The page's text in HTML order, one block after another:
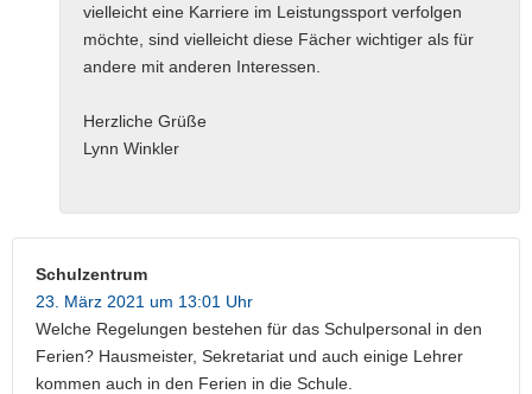
vielleicht eine Karriere im Leistungssport verfolgen
möchte, sind vielleicht diese Fächer wichtiger als für
andere mit anderen Interessen.
Herzliche Grüße
Lynn Winkler
Schulzentrum
23. März 2021 um 13:01 Uhr
Welche Regelungen bestehen für das Schulpersonal in den
Ferien? Hausmeister, Sekretariat und auch einige Lehrer
kommen auch in den Ferien in die Schule.